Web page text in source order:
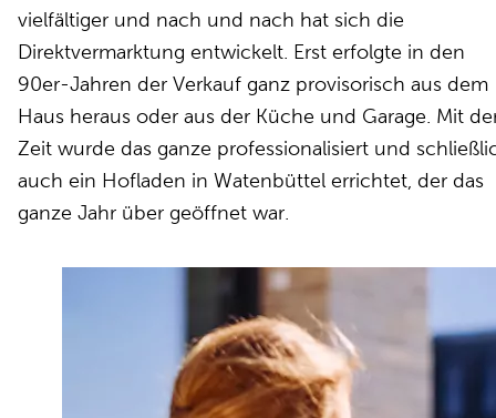
vielfältiger und nach und nach hat sich die
Direktvermarktung entwickelt. Erst erfolgte in den
90er-Jahren der Verkauf ganz provisorisch aus dem
Haus heraus oder aus der Küche und Garage. Mit
Zeit wurde das ganze professionalisiert und
auch ein Hofladen in Watenbüttel errichtet, der das
ganze Jahr über geöffnet war.